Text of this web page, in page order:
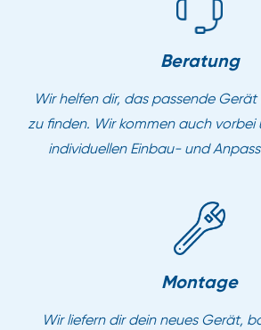
Beratung
Wir helfen dir, das passende
zu finden. Wir kommen auch vorbei
individuellen Einbau- und
Montage
Wir liefern dir dein neues Gerät,